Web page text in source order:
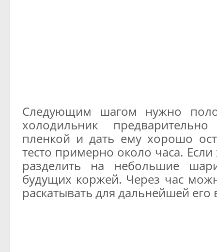
Следующим шагом нужно
холодильник
пленкой и дать ему хорошо
тесто примерно около часа.
разделить на небольшие
будущих коржей. Через час
раскатывать для дальнейшей его